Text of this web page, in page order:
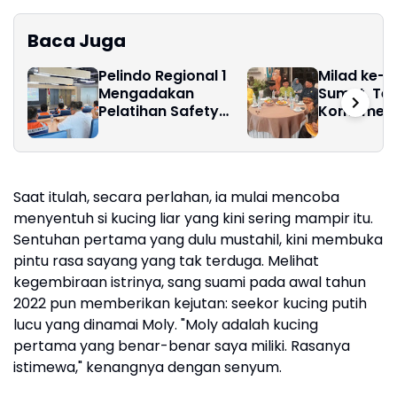
Baca Juga
Pelindo Regional 1
Mengadakan
Pelatihan Safety
Perkuat Budaya
Milad ke-
Sumut,
Komitmen
Budaya
Saat itulah, secara perlahan, ia mulai mencoba
menyentuh si kucing liar yang kini sering mampir itu.
Sentuhan pertama yang dulu mustahil, kini membuka
pintu rasa sayang yang tak terduga. Melihat
kegembiraan istrinya, sang suami pada awal tahun
2022 pun memberikan kejutan: seekor kucing putih
lucu yang dinamai Moly. "Moly adalah kucing
pertama yang benar-benar saya miliki. Rasanya
istimewa," kenangnya dengan senyum.